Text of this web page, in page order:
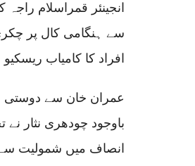
انجینئر قمراسلام راجہ
افراد کا کامیاب ریسکیو
عمران خان سے دوستی
باوجود چودھری نثار نے
انصاف میں شمولیت سے